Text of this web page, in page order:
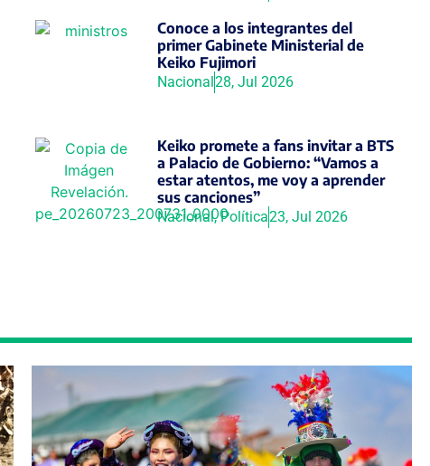
Conoce a los integrantes del
primer Gabinete Ministerial de
Keiko Fujimori
Nacional28, Jul 2026
Keiko promete a fans invitar a BTS
a Palacio de Gobierno: “Vamos a
estar atentos, me voy a aprender
sus canciones”
Nacional,Política23, Jul 2026